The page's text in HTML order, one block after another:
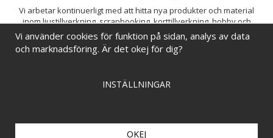
Vi arbetar kontinuerligt med att hitta nya produkter och material
inom ljustillverkning, scrapbooking, korttillverkning, hobby och
pyssel. Målet är att bredda sortimentet och löpande förbättra och
utveckla vårt utbud, så att du alltid kan hitta det du behöver hos oss.
Vi använder cookies för funktion på sidan, analys av data
och marknadsföring. Är det okej för dig?
INSTÄLLNINGAR
OKEJ